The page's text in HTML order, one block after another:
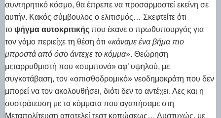
συντηρητικό κόσμο, θα έπρεπε να προσαρμοστεί εκείνη σε
αυτήν. Κακός σύμβουλος ο ελιτισμός… Σκεφτείτε ότι
το ψήγμα αυτοκριτικής που έκανε ο πρωθυπουργός για
τον γάμο περιείχε τη θέση ότι «κάναμε ένα βήμα πιο
μπροστά από όσο άντεχε το κόμμα». Θεώρηση
μεταρρυθμιστή που «συμπονά» αφ’ υψηλού, με
συγκατάβαση, τον «οπισθοδρομικό» νεοδημοκράτη που δεν
μπορεί να τον ακολουθήσει, διότι δεν το αντέχει. Λες και η
συστράτευση με τα κόμματα που αγαπήσαμε στη
Μεταπολίτευση αποτελεί τεστ κοπώσεως… Δυστυχώς, με